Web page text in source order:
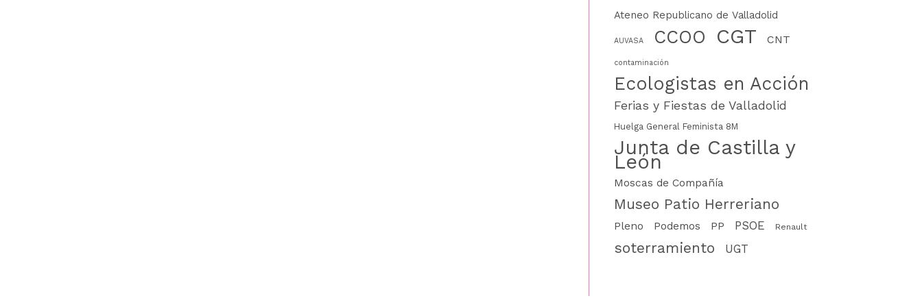
Ateneo Republicano de Valladolid
AUVASA CCOO CGT CNT
contaminación
Ecologistas en Acción
Ferias y Fiestas de Valladolid
Huelga General Feminista 8M
Junta de Castilla y
León
Moscas de Compañía
Museo Patio Herreriano
Pleno Podemos PP PSOE Renault
soterramiento UGT